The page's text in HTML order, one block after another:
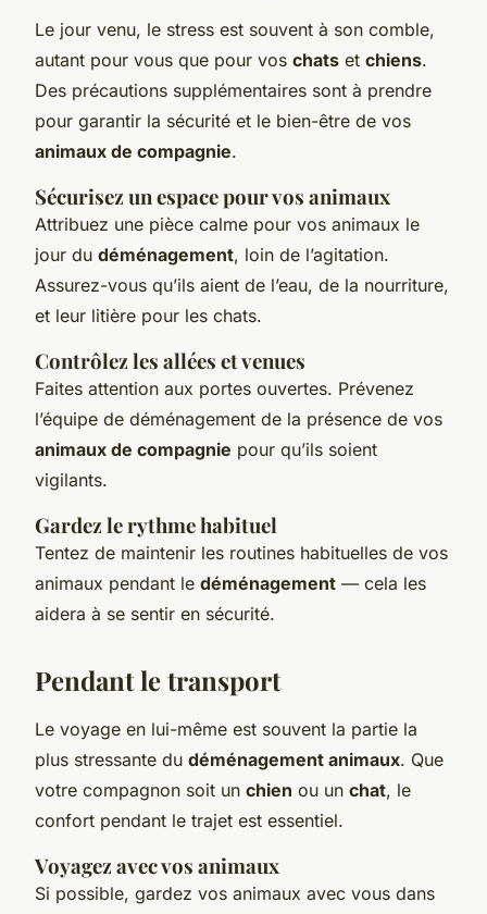
Le jour venu, le stress est souvent à son comble,
autant pour vous que pour vos chats et chiens.
Des précautions supplémentaires sont à prendre
pour garantir la sécurité et le bien-être de vos
animaux de compagnie.
Sécurisez un espace pour vos animaux
Attribuez une pièce calme pour vos animaux le
jour du déménagement, loin de l’agitation.
Assurez-vous qu’ils aient de l’eau, de la nourriture,
et leur litière pour les chats.
Contrôlez les allées et venues
Faites attention aux portes ouvertes. Prévenez
l’équipe de déménagement de la présence de vos
animaux de compagnie pour qu’ils soient
vigilants.
Gardez le rythme habituel
Tentez de maintenir les routines habituelles de vos
animaux pendant le déménagement — cela les
aidera à se sentir en sécurité.
Pendant letransport
Le voyage en lui-même est souvent la partie la
plus stressante du déménagement animaux. Que
votre compagnon soit un chien ou un chat, le
confort pendant le trajet est essentiel.
Voyagez avec vos animaux
Si possible, gardez vos animaux avec vous dans